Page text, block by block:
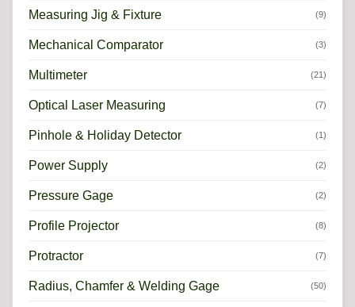
Measuring Jig & Fixture (9)
Mechanical Comparator (3)
Multimeter (21)
Optical Laser Measuring (7)
Pinhole & Holiday Detector (1)
Power Supply (2)
Pressure Gage (2)
Profile Projector (8)
Protractor (7)
Radius, Chamfer & Welding Gage (50)